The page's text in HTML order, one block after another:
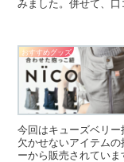
みました。併せて、口
おすすめグッズ
今回はキューズベリー
欠かせないアイテム
ーから販売されています。 いざ購入しようと思ってもど